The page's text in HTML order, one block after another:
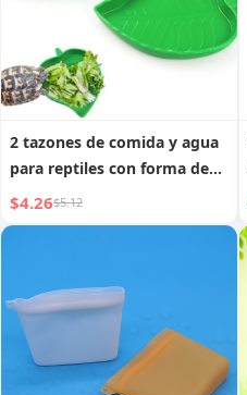
2 tazones de comida y agua
para reptiles con forma de
hoja
$4.26$5.12